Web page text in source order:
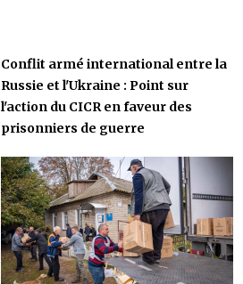
Conflit armé international entre la
Russie et l'Ukraine : Point sur
l'action du CICR en faveur des
prisonniers de guerre